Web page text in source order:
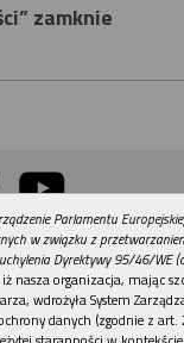
zamknie
Patronaty
REKLAMA
Parlamentu
w związku z
uchylenia Dyrektywy 95/46/WE
organizacja, mając
wdrożyła System
danych (zgodnie z art.